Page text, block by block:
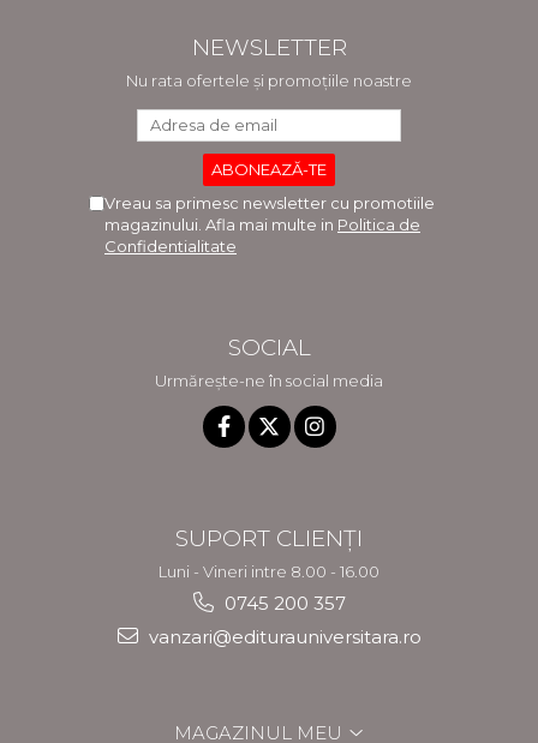
NEWSLETTER
Nu rata ofertele și promoțiile noastre
Vreau sa primesc newsletter cu promotiile
magazinului. Afla mai multe in Politica de
Confidentialitate
SOCIAL
Urmărește-ne în social media
SUPORT CLIENȚI
Luni - Vineri intre 8.00 - 16.00
0745 200 357
vanzari@editurauniversitara.ro
MAGAZINUL MEU